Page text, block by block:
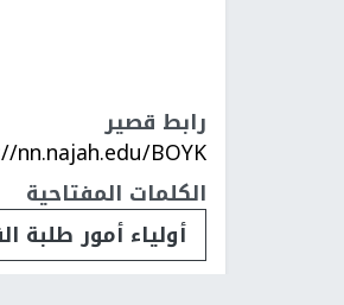
رابط قصير
nn.najah.edu/BOYK/
الكلمات المفتاحية
أولياء أمور طلبة